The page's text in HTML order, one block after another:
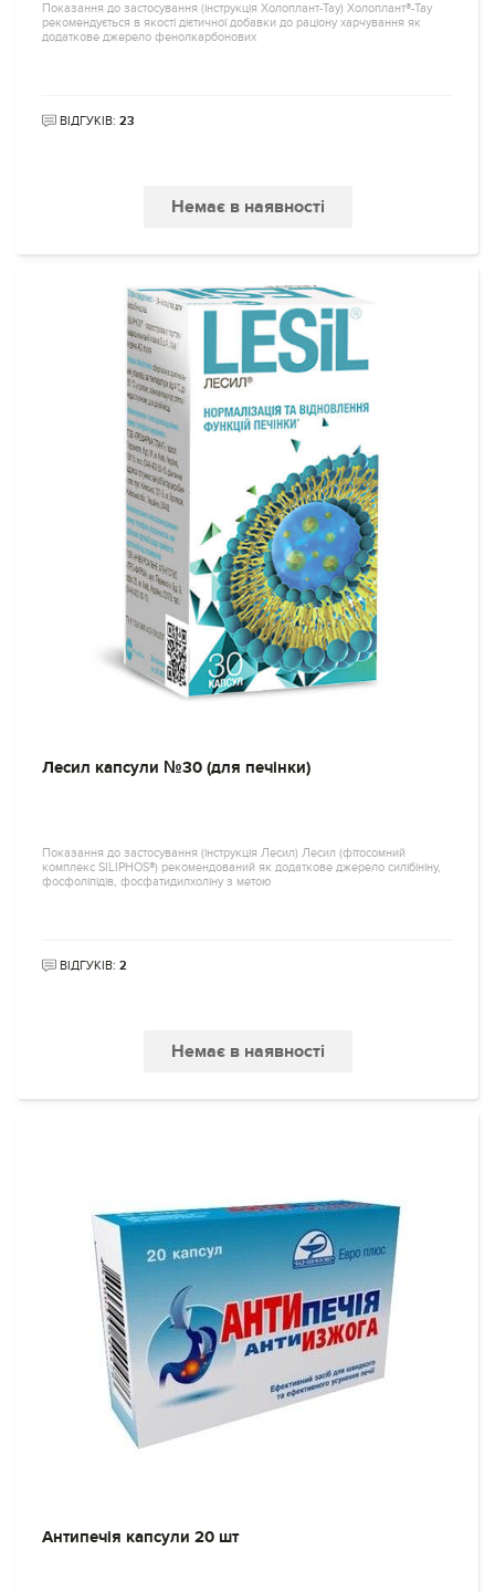
Показання до застосування (інструкція Холоплант-Тау) Холоплант®-Тау
рекомендується в якості дієтичної добавки до раціону харчування як
додаткове джерело фенолкарбонових
ВІДГУКІВ: 23
Немає в наявності
Лесил капсули №30 (для печінки)
Показання до застосування (інструкція Лесил) Лесил (фітосомний
комплекс SILIPHOS®) рекомендований як додаткове джерело силібініну,
фосфоліпідів, фосфатидилхоліну з метою
ВІДГУКІВ: 2
Немає в наявності
Антипечія капсули 20 шт